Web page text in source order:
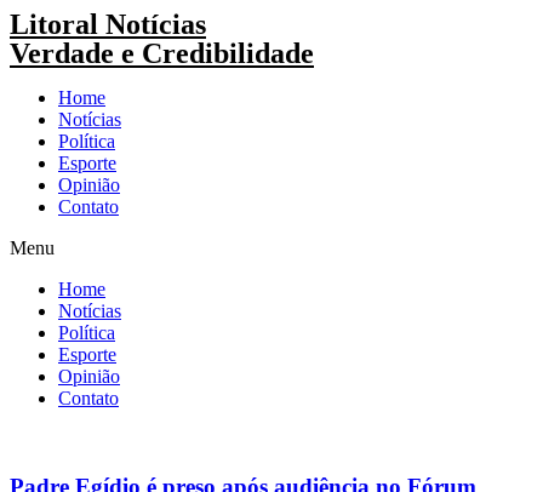
Pular
para
o
Litoral Notícias
Verdade e Credibilidade
Home
Notícias
Política
Esporte
Opinião
Contato
Menu
Home
Notícias
Política
Esporte
Opinião
Contato
Padre Egídio é preso após audiência no Fórum